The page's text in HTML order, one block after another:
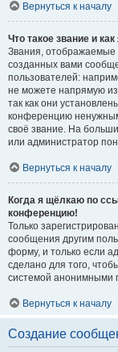
Вернуться к началу
Что такое звание и
Звания,
созданных вами
пользователей:
не можете напрямую
так как они
конференцию
своё звание. На
или администратор
Вернуться к началу
Когда я щёлкаю по
конференцию!
Только
сообщения другим
форму, и только если
сделано для того,
системой анонимными
Вернуться к началу
Создание